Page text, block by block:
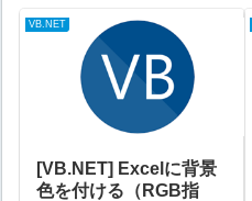
VB.NET
[VB.NET] Excelに背景
色を付ける（RGB指